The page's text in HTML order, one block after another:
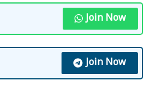
Join Now
Join Now